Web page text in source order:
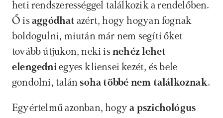
heti rendszerességgel találkozik a rendelőben.
Ő is aggódhat azért, hogy hogyan fognak
boldogulni, miután már nem segíti őket
tovább útjukon, neki is nehéz lehet
elengedni egyes kliensei kezét, és bele
gondolni, talán soha többé nem találkoznak.
Egyértelmű azonban, hogy a pszichológus